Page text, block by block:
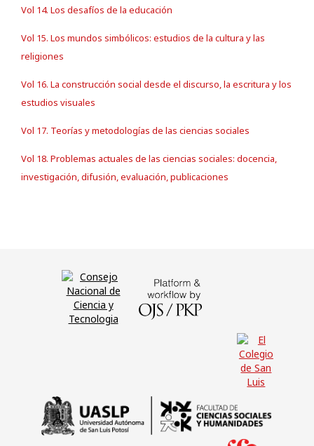
Vol 14. Los desafíos de la educación
Vol 15. Los mundos simbólicos: estudios de la cultura y las
religiones
Vol 16. La construcción social desde el discurso, la escritura y los
estudios visuales
Vol 17. Teorías y metodologías de las ciencias sociales
Vol 18. Problemas actuales de las ciencias sociales: docencia,
investigación, difusión, evaluación, publicaciones